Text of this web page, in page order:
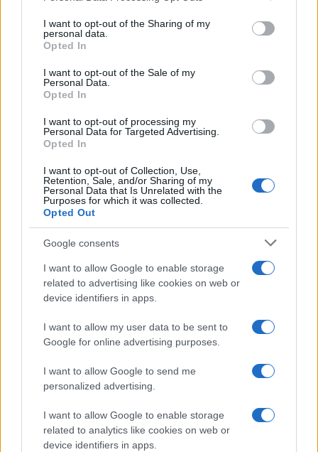
I want to opt-out of the Sharing of my
personal data.
Opted In
I want to opt-out of the Sale of my
Personal Data.
Opted In
I want to opt-out of processing my
Personal Data for Targeted Advertising.
Opted In
I want to opt-out of Collection, Use,
Retention, Sale, and/or Sharing of my
Personal Data that Is Unrelated with the
Purposes for which it was collected.
Opted Out
Google consents
I want to allow Google to enable storage
related to advertising like cookies on web or
device identifiers in apps.
I want to allow my user data to be sent to
Google for online advertising purposes.
I want to allow Google to send me
personalized advertising.
I want to allow Google to enable storage
related to analytics like cookies on web or
device identifiers in apps.
Nessuno presidia l’omogeneità del giudizio e
scambia l’indulgenza per generosità
pedagogica . Così il diploma cessa di attestare un
livello e certifica per paradosso, la latitudine in cui
lo si è conseguito.
La sperequazione
Qui la difformità cessa di essere accademica. Il
100 e la lode non sono orpelli estetici ma
dischiudono l’Albo Nazionale delle Eccellenze, gli
esoneri dalle tasse universitarie, le borse di
studio, la Carta del Merito da 500 euro. Chi è
valutato con severità paga due volte: perde il
riconoscimento e finanzia, con il proprio rigore, la
munificenza altrui. Lo studente scrupoloso del
Nord, fermato a un 98 misurato col bilancino,
resta a mani vuote; il coetaneo gratificato da
una commissione prodiga incassa bonus e
precedenze. E quei benefici non piovono dal cielo:
attingono a fondi contingentati, per cui il